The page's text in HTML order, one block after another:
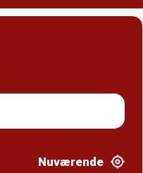
Nuværende